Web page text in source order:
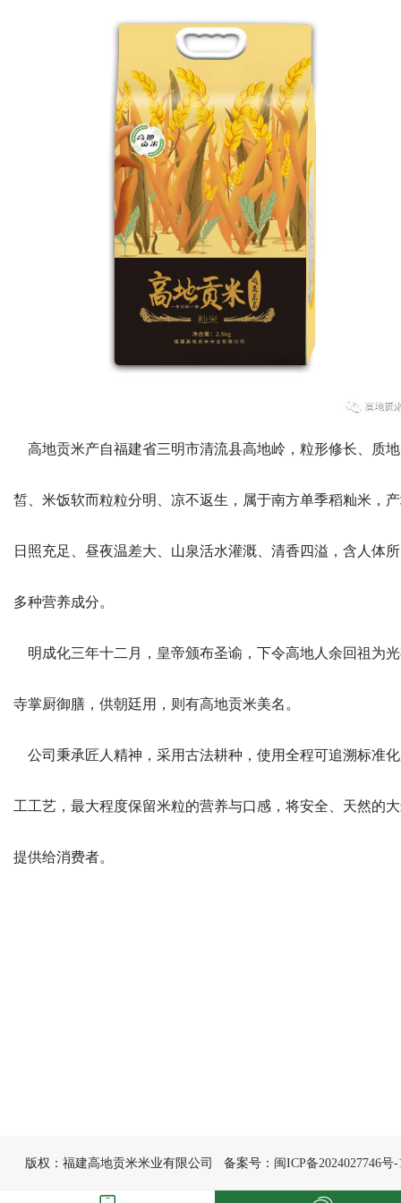
高地贡米产自福建省三明市清流县高地岭，粒形修长、质
皙、米饭软而粒粒分明、凉不返生，属于南方单季稻籼米，
日照充足、昼夜温差大、山泉活水灌溉、清香四溢，含人体
多种营养成分。
明成化三年十二月，皇帝颁布圣谕，下令高地人余回祖为
寺掌厨御膳，供朝廷用，则有高地贡米美名。
公司秉承匠人精神，采用古法耕种，使用全程可追溯标准
工工艺，最大程度保留米粒的营养与口感，将安全、天然的
提供给消费者。
版权：福建高地贡米米业有限公司 备案号： 闽ICP备2024027746号-